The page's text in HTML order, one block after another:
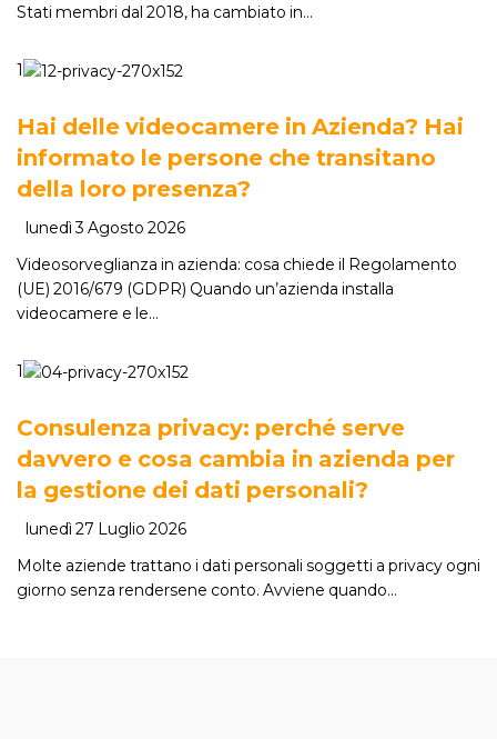
Stati membri dal 2018, ha cambiato in…
1
Hai delle videocamere in Azienda? Hai
informato le persone che transitano
della loro presenza?
lunedì 3 Agosto 2026
Videosorveglianza in azienda: cosa chiede il Regolamento
(UE) 2016/679 (GDPR) Quando un’azienda installa
videocamere e le…
1
Consulenza privacy: perché serve
davvero e cosa cambia in azienda per
la gestione dei dati personali?
lunedì 27 Luglio 2026
Molte aziende trattano i dati personali soggetti a privacy ogni
giorno senza rendersene conto. Avviene quando…